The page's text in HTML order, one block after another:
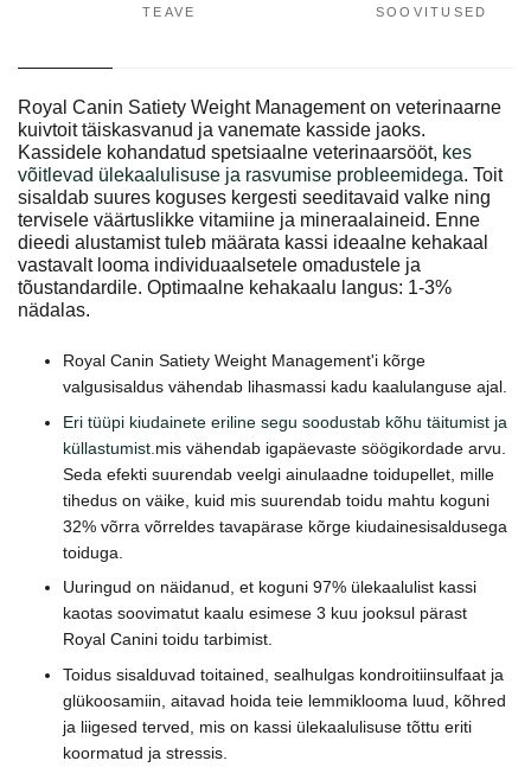
TEAVE SOOVITUSED
Royal Canin Satiety Weight Management on veterinaarne
kuivtoit täiskasvanud ja vanemate kasside jaoks.
Kassidele kohandatud spetsiaalne veterinaarsööt, kes
võitlevad ülekaalulisuse ja rasvumise probleemidega. Toit
sisaldab suures koguses kergesti seeditavaid valke ning
tervisele väärtuslikke vitamiine ja mineraalaineid. Enne
dieedi alustamist tuleb määrata kassi ideaalne kehakaal
vastavalt looma individuaalsetele omadustele ja
tõustandardile. Optimaalne kehakaalu langus: 1-3%
nädalas.
Royal Canin Satiety Weight Management'i kõrge
valgusisaldus vähendab lihasmassi kadu kaalulanguse ajal.
Eri tüüpi kiudainete eriline segu soodustab kõhu täitumist ja
küllastumist. mis vähendab igapäevaste söögikordade arvu.
Seda efekti suurendab veelgi ainulaadne toidupellet, mille
tihedus on väike, kuid mis suurendab toidu mahtu koguni
32% võrra võrreldes tavapärase kõrge kiudainesisaldusega
toiduga.
Uuringud on näidanud, et koguni 97% ülekaalulist kassi
kaotas soovimatut kaalu esimese 3 kuu jooksul pärast
Royal Canini toidu tarbimist.
Toidus sisalduvad toitained, sealhulgas kondroitiinsulfaat ja
glükoosamiin, aitavad hoida teie lemmiklooma luud, kõhred
ja liigesed terved, mis on kassi ülekaalulisuse tõttu eriti
koormatud ja stressis.